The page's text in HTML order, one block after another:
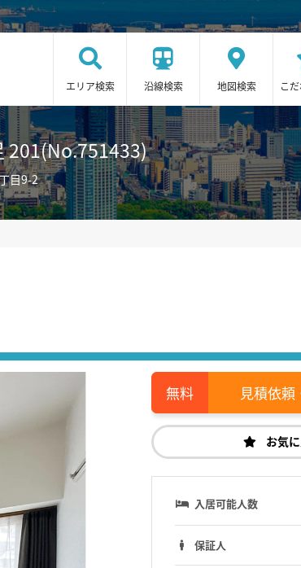
エリア検索 沿線検索 地図検索 こ
201(No.751433)
目9-2
見積依
お気
入居可能人数
保証人